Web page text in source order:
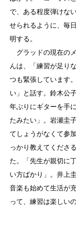
で、ある程度弾けな
せられるように、毎
明する。
グラッドの現在の
んは、「練習が足り
つも緊張しています
い」と話す。鈴木公
年ぶりにギターを手
たみたい」。岩瀬圭
てしょうがなくて参
っかり教えてくださ
た。「先生が親切に
い方ばかり」。井上
音楽も始めて生活が
って、練習は楽しい